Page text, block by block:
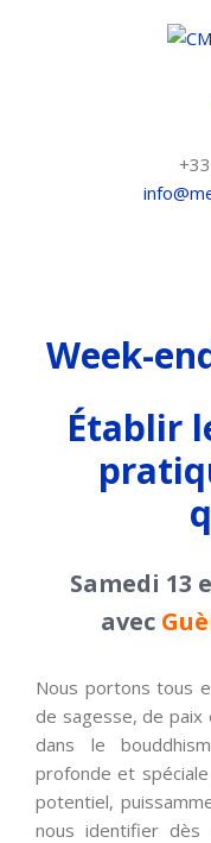
Week-
Établir
Samedi 13
avec
Nous portons tous
de sagesse, de
dans le
profonde et
potentiel,
nous identifier dès